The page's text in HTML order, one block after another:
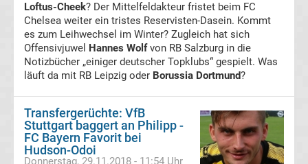
NBA
Boston
Handball
Handball
Loftus-Cheek? Der Mittelfeldakteur fristet beim FC
Chelsea weiter ein tristes Reservisten-Dasein. Kommt
es zum Leihwechsel im Winter? Zugleich hat sich
Offensivjuwel Hannes Wolfvon RB Salzburg in die
Notizbücher „einiger deutscher Topklubs“ gespielt. Was
läuft da mit RB Leipzig oder Borussia Dortmund?
Transfergerüchte: VfB
Stuttgart baggert an Philipp -
FC Bayern Favorit bei
Hudson-Odoi
Donnerstag, 29.11.2018 - 11:54 Uhr